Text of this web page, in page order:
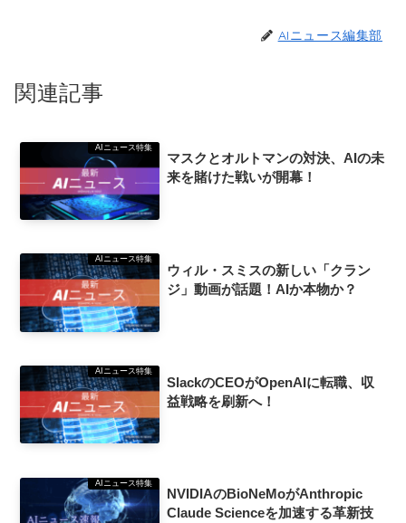
AIニュース編集部
関連記事
AIニュース特集
マスクとオルトマンの対決、AIの未
来を賭けた戦いが開幕！
AIニュース特集
ウィル・スミスの新しい「クラン
ジ」動画が話題！AIか本物か？
AIニュース特集
SlackのCEOがOpenAIに転職、収
益戦略を刷新へ！
AIニュース特集
NVIDIAのBioNeMoがAnthropic
Claude Scienceを加速する革新技